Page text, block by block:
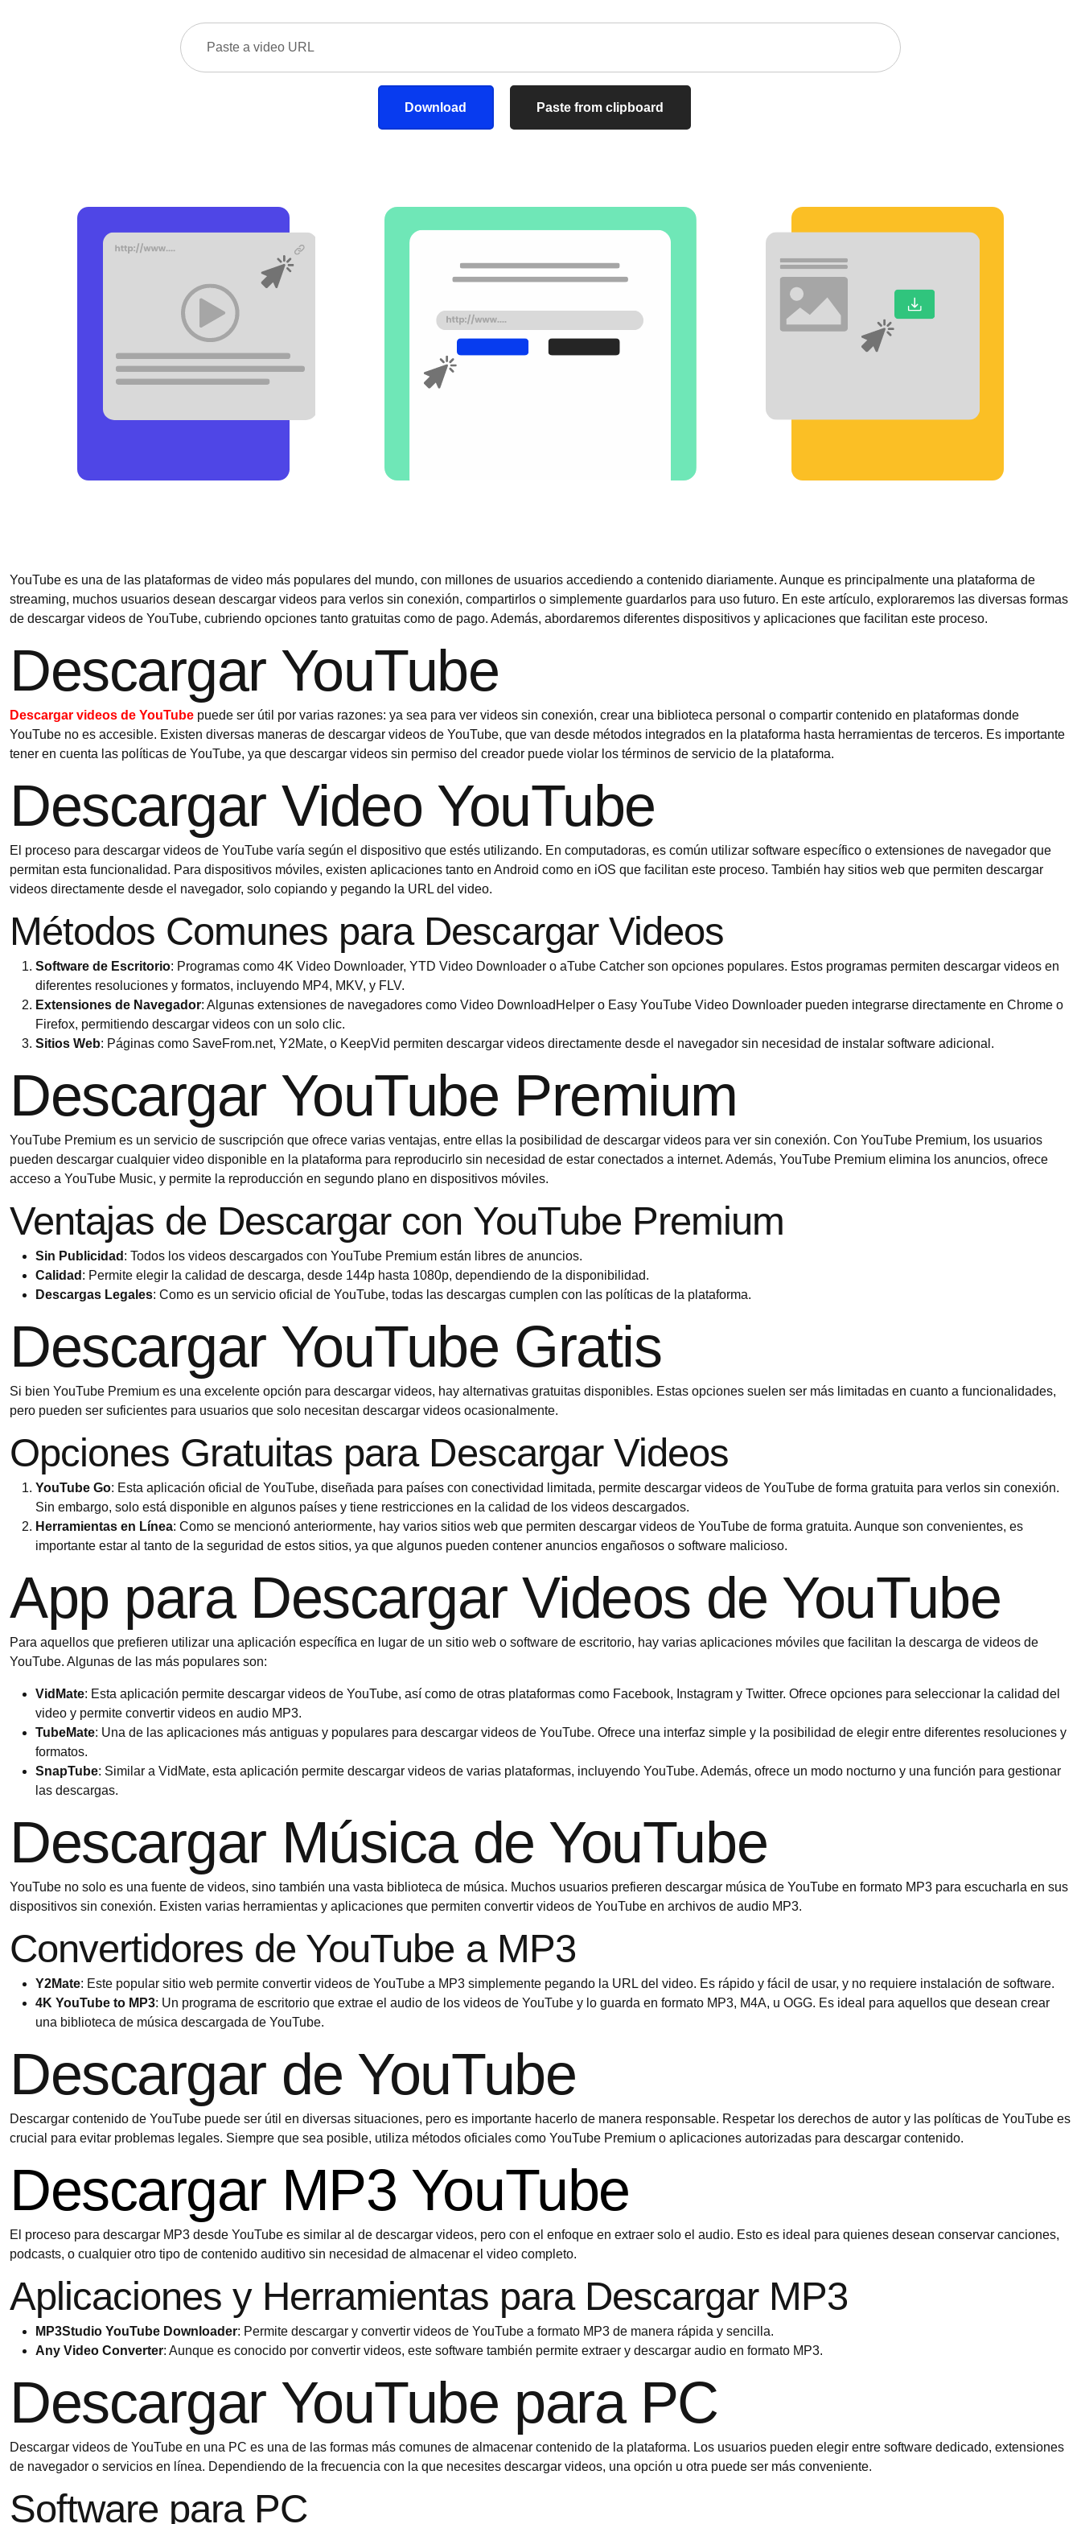
Download Paste from clipboard
YouTube es una de las plataformas de video más populares del mundo, con millones de usuarios accediendo a contenido diariamente. Aunque es principalmente una plataforma de
streaming, muchos usuarios desean descargar videos para verlos sin conexión, compartirlos o simplemente guardarlos para uso futuro. En este artículo, exploraremos las diversas formas
de descargar videos de YouTube, cubriendo opciones tanto gratuitas como de pago. Además, abordaremos diferentes dispositivos y aplicaciones que facilitan este proceso.
Descargar YouTube
Descargar videos de YouTube puede ser útil por varias razones: ya sea para ver videos sin conexión, crear una biblioteca personal o compartir contenido en plataformas donde
YouTube no es accesible. Existen diversas maneras de descargar videos de YouTube, que van desde métodos integrados en la plataforma hasta herramientas de terceros. Es importante
tener en cuenta las políticas de YouTube, ya que descargar videos sin permiso del creador puede violar los términos de servicio de la plataforma.
Descargar Video YouTube
El proceso para descargar videos de YouTube varía según el dispositivo que estés utilizando. En computadoras, es común utilizar software específico o extensiones de navegador que
permitan esta funcionalidad. Para dispositivos móviles, existen aplicaciones tanto en Android como en iOS que facilitan este proceso. También hay sitios web que permiten descargar
videos directamente desde el navegador, solo copiando y pegando la URL del video.
Métodos Comunes para Descargar Videos
Software de Escritorio: Programas como 4K Video Downloader, YTD Video Downloader o aTube Catcher son opciones populares. Estos programas permiten descargar videos en
diferentes resoluciones y formatos, incluyendo MP4, MKV, y FLV.
Extensiones de Navegador: Algunas extensiones de navegadores como Video DownloadHelper o Easy YouTube Video Downloader pueden integrarse directamente en Chrome o
Firefox, permitiendo descargar videos con un solo clic.
Sitios Web: Páginas como SaveFrom.net, Y2Mate, o KeepVid permiten descargar videos directamente desde el navegador sin necesidad de instalar software adicional.
Descargar YouTube Premium
YouTube Premium es un servicio de suscripción que ofrece varias ventajas, entre ellas la posibilidad de descargar videos para ver sin conexión. Con YouTube Premium, los usuarios
pueden descargar cualquier video disponible en la plataforma para reproducirlo sin necesidad de estar conectados a internet. Además, YouTube Premium elimina los anuncios, ofrece
acceso a YouTube Music, y permite la reproducción en segundo plano en dispositivos móviles.
Ventajas de Descargar con YouTube Premium
Sin Publicidad : Todos los videos descargados con YouTube Premium están libres de anuncios.
Calidad : Permite elegir la calidad de descarga, desde 144p hasta 1080p, dependiendo de la disponibilidad.
Descargas Legales: Como es un servicio oficial de YouTube, todas las descargas cumplen con las políticas de la plataforma.
Descargar YouTube Gratis
Si bien YouTube Premium es una excelente opción para descargar videos, hay alternativas gratuitas disponibles. Estas opciones suelen ser más limitadas en cuanto a funcionalidades,
pero pueden ser suficientes para usuarios que solo necesitan descargar videos ocasionalmente.
Opciones Gratuitas para Descargar Videos
YouTube Go: Esta aplicación oficial de YouTube, diseñada para países con conectividad limitada, permite descargar videos de YouTube de forma gratuita para verlos sin conexión.
Sin embargo, solo está disponible en algunos países y tiene restricciones en la calidad de los videos descargados.
Herramientas en Línea: Como se mencionó anteriormente, hay varios sitios web que permiten descargar videos de YouTube de forma gratuita. Aunque son convenientes, es
importante estar al tanto de la seguridad de estos sitios, ya que algunos pueden contener anuncios engañosos o software malicioso.
App para Descargar Videos de YouTube
Para aquellos que prefieren utilizar una aplicación específica en lugar de un sitio web o software de escritorio, hay varias aplicaciones móviles que facilitan la descarga de videos de
YouTube. Algunas de las más populares son:
VidMate: Esta aplicación permite descargar videos de YouTube, así como de otras plataformas como Facebook, Instagram y Twitter. Ofrece opciones para seleccionar la calidad del
video y permite convertir videos en audio MP3.
TubeMate: Una de las aplicaciones más antiguas y populares para descargar videos de YouTube. Ofrece una interfaz simple y la posibilidad de elegir entre diferentes resoluciones y
formatos.
SnapTube: Similar a VidMate, esta aplicación permite descargar videos de varias plataformas, incluyendo YouTube. Además, ofrece un modo nocturno y una función para gestionar
las descargas.
Descargar Música de YouTube
YouTube no solo es una fuente de videos, sino también una vasta biblioteca de música. Muchos usuarios prefieren descargar música de YouTube en formato MP3 para escucharla en sus
dispositivos sin conexión. Existen varias herramientas y aplicaciones que permiten convertir videos de YouTube en archivos de audio MP3.
Convertidores de YouTube a MP3
Y2Mate: Este popular sitio web permite convertir videos de YouTube a MP3 simplemente pegando la URL del video. Es rápido y fácil de usar, y no requiere instalación de software.
4K YouTube to MP3: Un programa de escritorio que extrae el audio de los videos de YouTube y lo guarda en formato MP3, M4A, u OGG. Es ideal para aquellos que desean crear
una biblioteca de música descargada de YouTube.
Descargar de YouTube
Descargar contenido de YouTube puede ser útil en diversas situaciones, pero es importante hacerlo de manera responsable. Respetar los derechos de autor y las políticas de YouTube es
crucial para evitar problemas legales. Siempre que sea posible, utiliza métodos oficiales como YouTube Premium o aplicaciones autorizadas para descargar contenido.
Descargar MP3 YouTube
El proceso para descargar MP3 desde YouTube es similar al de descargar videos, pero con el enfoque en extraer solo el audio. Esto es ideal para quienes desean conservar canciones,
podcasts, o cualquier otro tipo de contenido auditivo sin necesidad de almacenar el video completo.
Aplicaciones y Herramientas para Descargar MP3
MP3Studio YouTube Downloader: Permite descargar y convertir videos de YouTube a formato MP3 de manera rápida y sencilla.
Any Video Converter: Aunque es conocido por convertir videos, este software también permite extraer y descargar audio en formato MP3.
Descargar YouTube para PC
Descargar videos de YouTube en una PC es una de las formas más comunes de almacenar contenido de la plataforma. Los usuarios pueden elegir entre software dedicado, extensiones
de navegador o servicios en línea. Dependiendo de la frecuencia con la que necesites descargar videos, una opción u otra puede ser más conveniente.
Software para PC